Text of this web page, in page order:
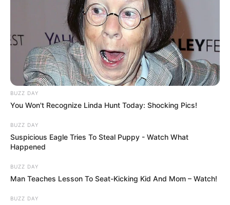
Un si grand soleil en
avance : Clara sait tout
pour Salomé et Pablo
(Adriel Sorrente)
BUZZ DAY
You Won't Recognize Linda Hunt Today: Shocking Pics!
BUZZ DAY
Suspicious Eagle Tries To Steal Puppy - Watch What
Happened
BUZZ DAY
Man Teaches Lesson To Seat-Kicking Kid And Mom – Watch!
BUZZ DAY